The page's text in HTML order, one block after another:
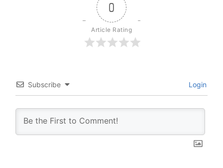
0
Article Rating
Subscribe Login